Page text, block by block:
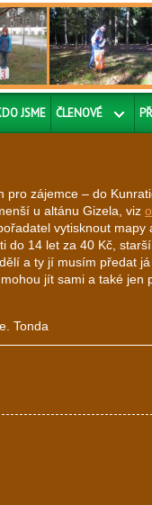
JSME ČLENOVÉ
zájemce – do
u altánu Gizela, viz
vytisknout mapy
do 14 let za 40 Kč,
a ty jí musím předat
jít sami a také jen
Tonda